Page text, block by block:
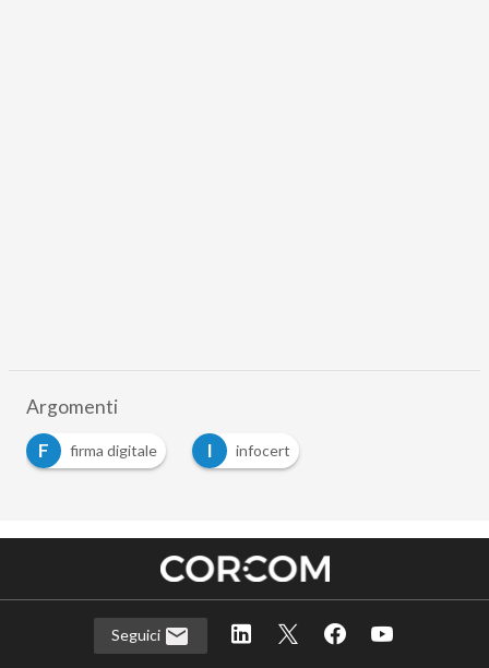
Argomenti
F
firma digitale I
infocert
Seguici